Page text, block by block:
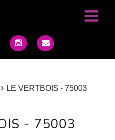
LE VERTBOIS - 75003
- 75003